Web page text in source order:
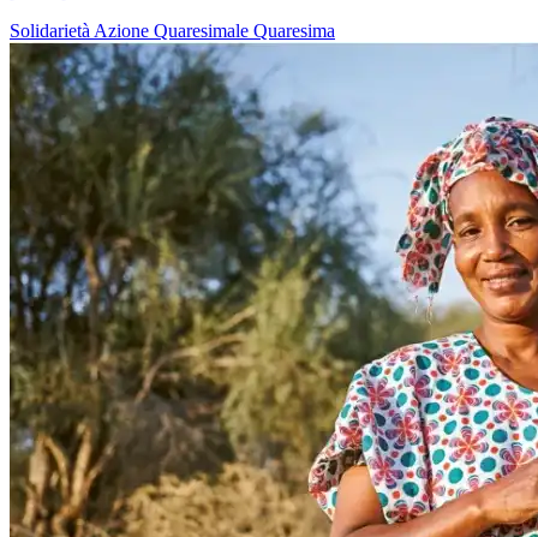
Solidarietà Azione Quaresimale Quaresima